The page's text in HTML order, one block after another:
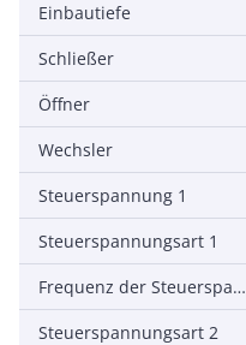
Einbautiefe
Schließer
Öffner
Wechsler
Steuerspannung 1
Steuerspannungsart 1
Frequenz der Steuerspannung 1
Steuerspannungsart 2